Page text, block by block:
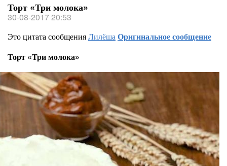
Торт «Три молока»
30-08-2017 20:53
Это цитата сообщенияЛилёшаОригинальное сообщение
Торт «Три молока»